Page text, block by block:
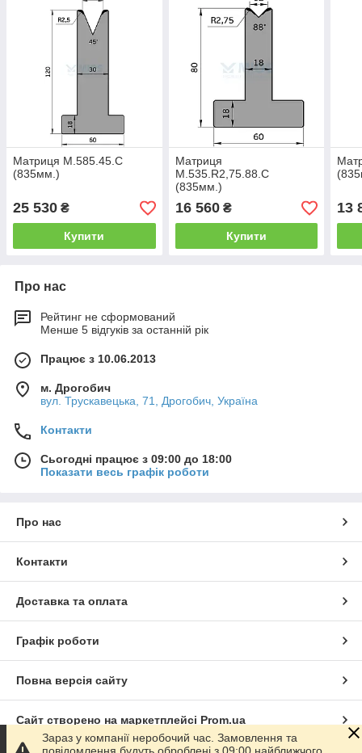
Матриця M.585.45.C
(835мм.)
25 530 ₴
Купити
Матриця
M.535.R2,75.88.C
(835мм.)
16 560₴
Купити
13
Про нас
Рейтинг не сформований
Менше 5 відгуків за останній рік
Працює з 10.06.2013
м. Дрогобич
вул. Трускавецька, 71, Дрогобич, Україна
Контакти
Сьогодні працює з 09:00 до 18:00
Показати весь графік роботи
Про нас
Контакти
Доставка та оплата
Графік роботи
Повна версія сайту
Сайт створено на маркетплейсі Prom.ua
Зараз у компанії неробочий час. Замовлення та